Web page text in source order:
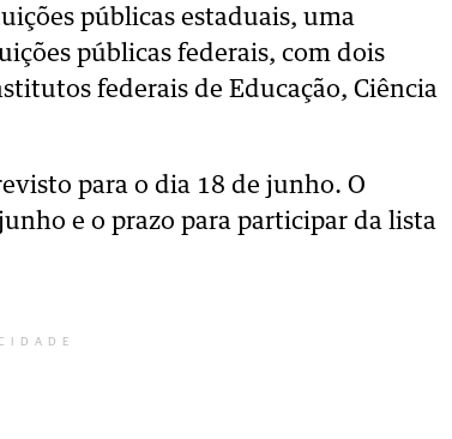
públicas estaduais, uma
públicas federais, com dois
federais de Educação, Ciência
para o dia 18 de junho. O
e o prazo para participar da lista